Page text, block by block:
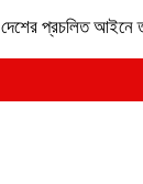
প্রচলিত